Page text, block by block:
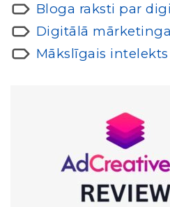
Bloga raksti par
Digitālā
Mākslīgais intelekts